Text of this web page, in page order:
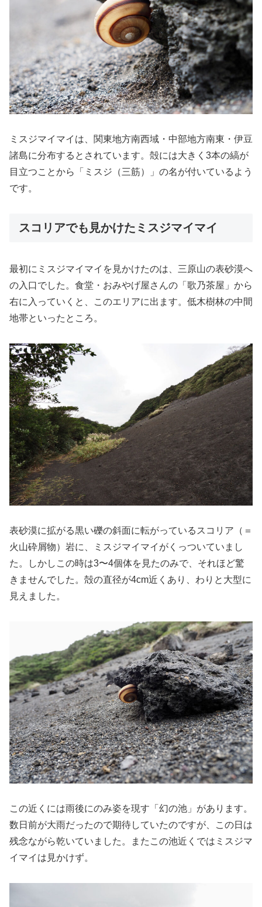
ミスジマイマイは、関東地方南西域・中部地方南東・伊豆
諸島に分布するとされています。殻には大きく3本の縞が
目立つことから「ミスジ（三筋）」の名が付いているよう
です。
スコリアでも見かけたミスジマイマイ
最初にミスジマイマイを見かけたのは、三原山の表砂漠へ
の入口でした。食堂・おみやげ屋さんの「歌乃茶屋」から
右に入っていくと、このエリアに出ます。低木樹林の中間
地帯といったところ。
表砂漠に拡がる黒い礫の斜面に転がっているスコリア（＝
火山砕屑物）岩に、ミスジマイマイがくっついていまし
た。しかしこの時は3〜4個体を見たのみで、それほど驚
きませんでした。殻の直径が4cm近くあり、わりと大型に
見えました。
この近くには雨後にのみ姿を現す「幻の池」があります。
数日前が大雨だったので期待していたのですが、この日は
残念ながら乾いていました。またこの池近くではミスジマ
イマイは見かけず。